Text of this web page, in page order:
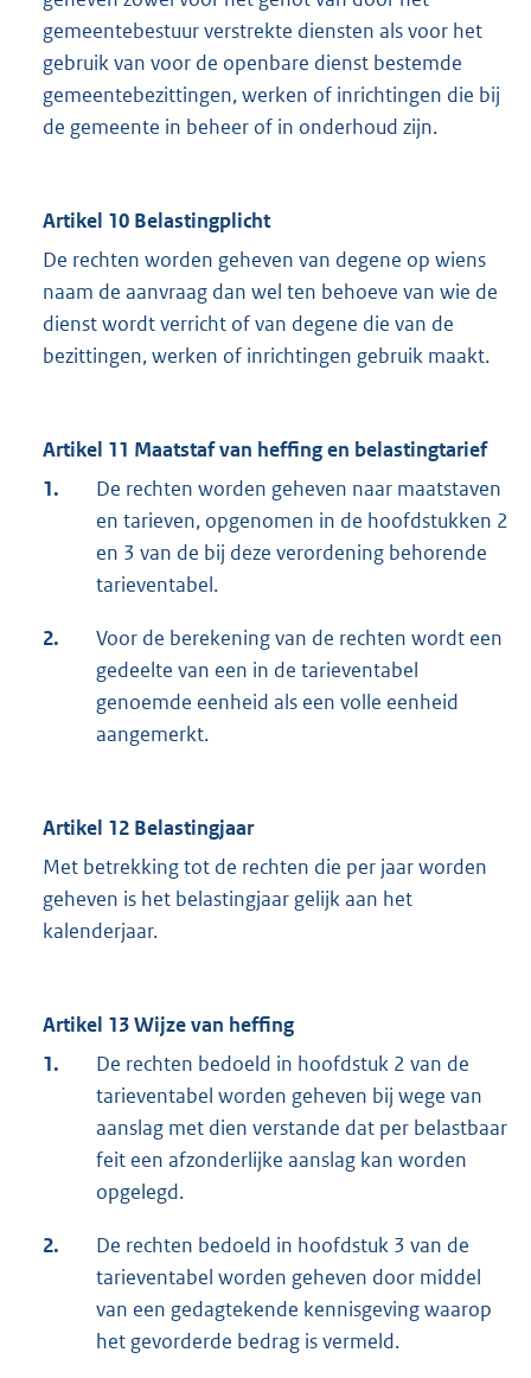
gemeentebestuur verstrekte diensten als voor het
gebruik van voor de openbare dienst bestemde
gemeentebezittingen, werken of inrichtingen die bij
de gemeente in beheer of in onderhoud zijn.
Artikel 10 Belastingplicht
De rechten worden geheven van degene op wiens
naam de aanvraag dan wel ten behoeve van wie de
dienst wordt verricht of van degene die van de
bezittingen, werken of inrichtingen gebruik maakt.
Artikel 11 Maatstaf van heffing en belastingtarief
1.
De rechten worden geheven naar maatstaven
en tarieven, opgenomen in de hoofdstukken 2
en 3 van de bij deze verordening behorende
tarieventabel.
2.
Voor de berekening van de rechten wordt een
gedeelte van een in de tarieventabel
genoemde eenheid als een volle eenheid
aangemerkt.
Artikel 12 Belastingjaar
Met betrekking tot de rechten die per jaar worden
geheven is het belastingjaar gelijk aan het
kalenderjaar.
Artikel 13 Wijze van heffing
1.
De rechten bedoeld in hoofdstuk 2 van de
tarieventabel worden geheven bij wege van
aanslag met dien verstande dat per belastbaar
feit een afzonderlijke aanslag kan worden
opgelegd.
2.
De rechten bedoeld in hoofdstuk 3 van de
tarieventabel worden geheven door middel
van een gedagtekende kennisgeving waarop
het gevorderde bedrag is vermeld.